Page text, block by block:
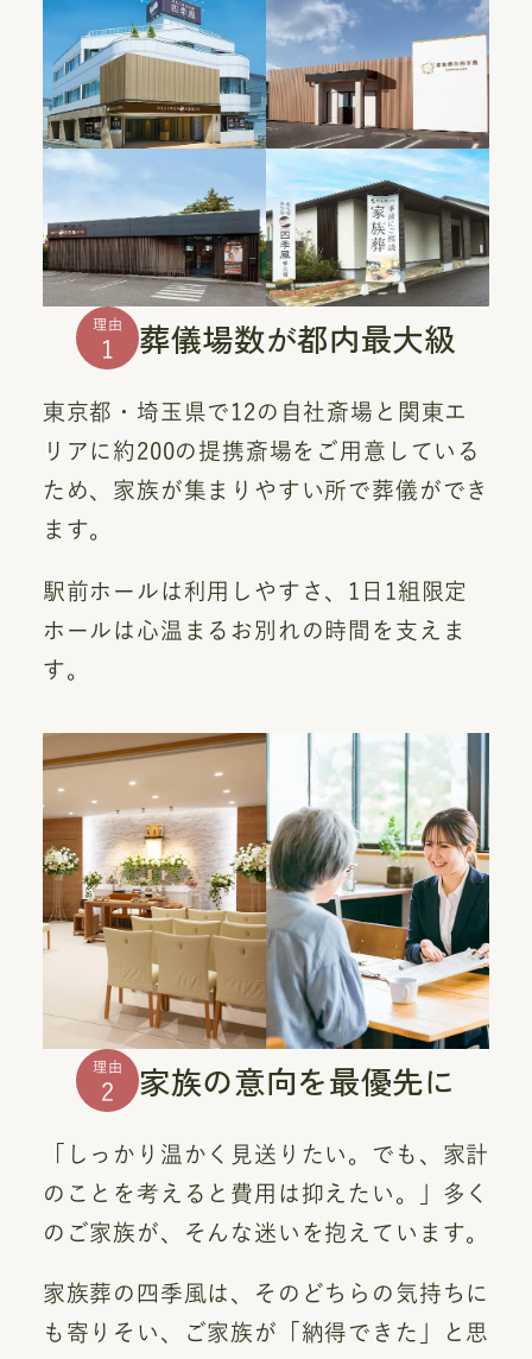
理由
1 葬儀場数が都内最大級
東京都・埼玉県で12の自社斎場と関東エ
リアに約200の提携斎場をご用意している
ため、家族が集まりやすい所で葬儀ができ
ます。
駅前ホールは利用しやすさ、1日1組限定
ホールは心温まるお別れの時間を支えま
す。
理由
2 家族の意向を最優先に
「しっかり温かく見送りたい。でも、家計
のことを考えると費用は抑えたい。」多く
のご家族が、そんな迷いを抱えています。
家族葬の四季風は、そのどちらの気持ちに
も寄りそい、ご家族が「納得できた」と思